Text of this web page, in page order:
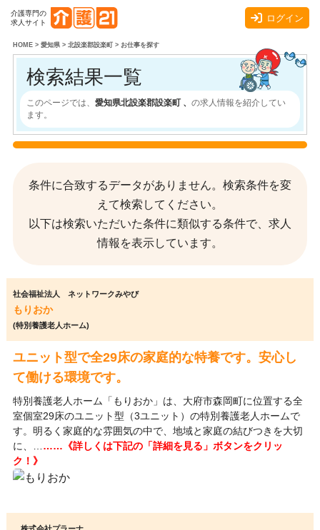
介護専門の
求人サイト
ログイン
HOME> 愛知県> 北設楽郡設楽町> お仕事を探す
検索結果一覧
このページでは、 愛知県北設楽郡設楽町 、 の求人情報を紹介してい
ます。
条件に合致するデータがありません。検索条件を変
えて検索してください。
以下は検索いただいた条件に類似する条件で、求人
情報を表示しています。
社会福祉法人 ネットワークみやび
もりおか
(特別養護老人ホーム)
ユニット型で全29床の家庭的な特養です。安心し
て働ける環境です。
特別養護老人ホーム「もりおか」は、大府市森岡町に位置する全
室個室29床のユニット型（3ユニット）の特別養護老人ホームで
す。明るく家庭的な雰囲気の中で、地域と家庭の結びつきを大切
に、… ……《詳しくは下記の「詳細を見る」ボタンをクリッ
ク！》
株式会社プラーナ